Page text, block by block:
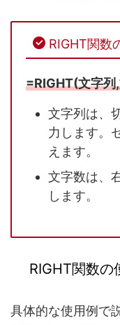
RIGHT関数
=RIGHT(文字列
文字列は、
力します。
えます。
文字数は、
します。
RIGHT関数の
具体的な使用例で